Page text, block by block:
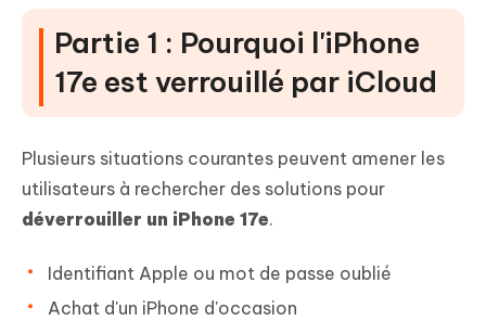
Partie 5 : FAQ sur le déverrouillage de
l'iPhone 17e
Partie 1 : Pourquoi l'iPhone
17e est verrouillé par iCloud
Plusieurs situations courantes peuvent amener les
utilisateurs à rechercher des solutions pour
déverrouiller un iPhone 17e.
Identifiant Apple ou mot de passe oublié
Achat d'un iPhone d'occasion